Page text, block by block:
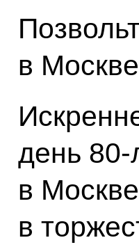
в
день
в
в